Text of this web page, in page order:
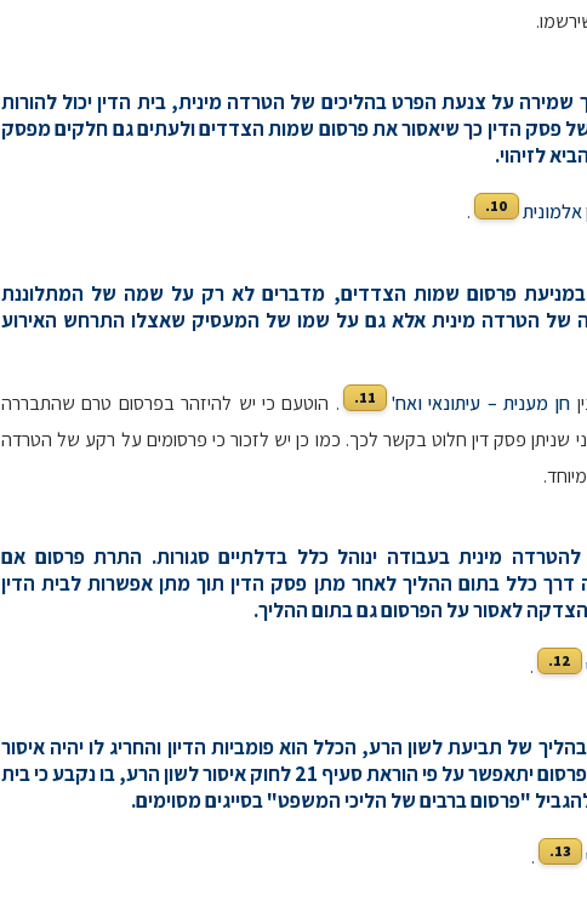
שמירה על צנעת הפרט בהליכים של הטרדה מינית, בית הדין יכול להורות
פסק הדין כך שיאסור את פרסום שמות הצדדים ולעתים גם חלקים מפסק
לזיהוי.
אלמונית 10.
.
במניעת פרסום שמות הצדדים, מדברים לא רק על שמה של המתלוננת
של הטרדה מינית אלא גם על שמו של המעסיק שאצלו התרחש האירוע
חן מענית – עיתונאי ואח' 11.
. הוטעם כי יש להיזהר בפרסום טרם שהתבררה
שניתן פסק דין חלוט בקשר לכך. כמו כן יש לזכור כי פרסומים על רקע של הטרדה
להטרדה מינית בעבודה ינוהל כלל בדלתיים סגורות. התרת פרסום אם
כלל בתום ההליך לאחר מתן פסק הדין תוך מתן אפשרות לבית הדין
לאסור על הפרסום גם בתום ההליך.
12.
.
של תביעת לשון הרע, הכלל הוא פומביות הדיון והחריג לו יהיה איסור
יתאפשר על פי הוראתסעיף 21 לחוק איסור לשון הרע, בו נקבע כי בית
"פרסום ברבים של הליכי המשפט" בסייגים מסוימים.
13.
.